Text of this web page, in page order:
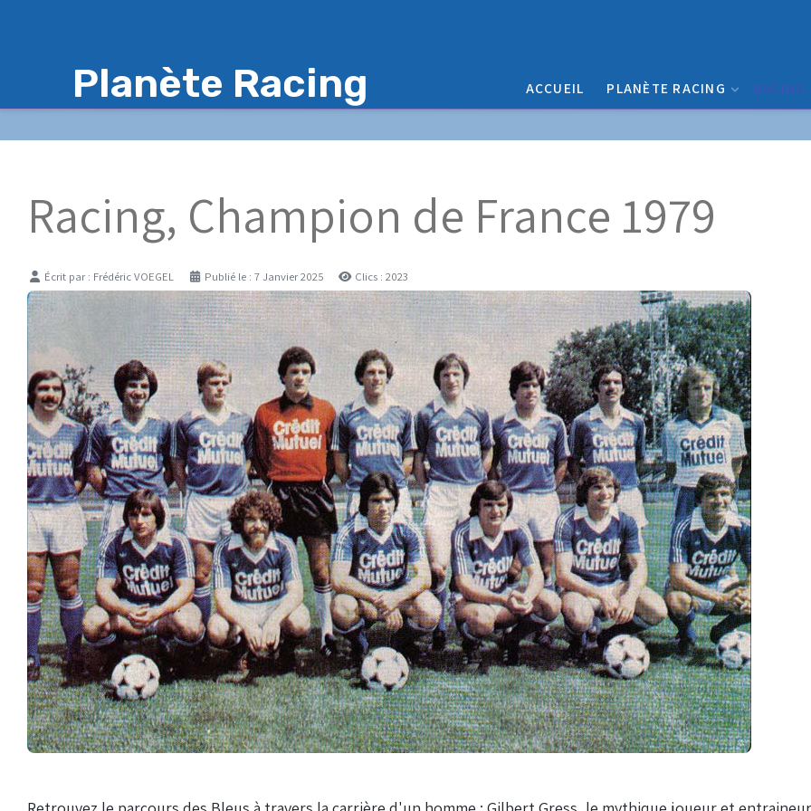
Planète Racing ACCUEIL PLANÈTE RACING RACING
Racing, Champion de France 1979
DétailsÉcrit par : Frédéric VOEGEL Publié le : 7 Janvier 2025 Clics : 2023